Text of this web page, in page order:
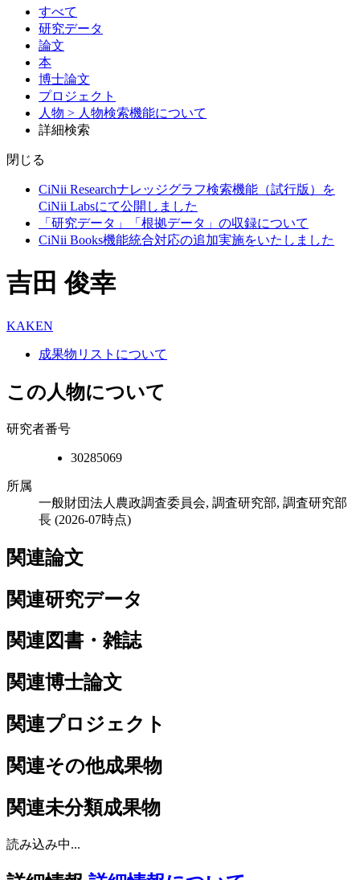
すべて
研究データ
論文
本
博士論文
プロジェクト
人物 > 人物検索機能について
詳細検索
閉じる
CiNii Researchナレッジグラフ検索機能（試行版）を
CiNii Labsにて公開しました
「研究データ」「根拠データ」の収録について
CiNii Books機能統合対応の追加実施をいたしました
吉田 俊幸
KAKEN
成果物リストについて
この人物について
研究者番号
30285069
所属
一般財団法人農政調査委員会, 調査研究部, 調査研究部
長 (2026-07時点)
関連論文
関連研究データ
関連図書・雑誌
関連博士論文
関連プロジェクト
関連その他成果物
関連未分類成果物
読み込み中...